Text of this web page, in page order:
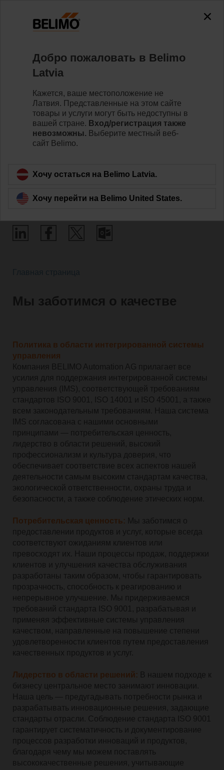
Мы надеемся на
взаимный успех
Мы заботимся о качестве
Политика в области интегрированной системы
управления
Компания BELIMO Automation AG прилагает все
усилия для поддержания интегрированной системы
управления (IMS), соответствующей требованиям
стандартов ISO 9001, ISO 14001 и ISO 45001, а также
всем законодательным требованиям. Наша система
IMS согласована с нашими основными
принципами — потребительская ценность,
лидерство в области решений, высокий
профессионализм и культура доверия, что
обеспечивает соответствие всех аспектов нашей
деятельности самым высоким стандартам качества,
экологической ответственности, охраны труда и
безопасности, а также соблюдение этических норм.
Потребительская ценность: Мы заботимся о
предоставлении продуктов и услуг, которые всегда
соответствуют ожиданиям клиентов или
превосходят их. Наши процессы продаж, поддержки
клиентов и улучшения качества обслуживания
разработаны таким образом, чтобы гарантировать
прозрачность, способность к реагированию и
непрерывное улучшение. Мы придерживаемся
требований стандарта ISO 9001, разрабатывая и
применяя эффективные системы управления
качеством, направленные на повышение степени
удовлетворенности клиентов путем предоставления
качественных продуктов и услуг.
Лидерство в области решений: В нашем подходе к
бизнесу центральное место занимают инновации.
Наша цель — предугадывать потребности рынка и
разрабатывать инновационные решения, задающие
стандарты отрасли. Соблюдение стандарта ISO 9001
гарантирует систематичность и документирование
процессов разработки инноваций и продуктов,
благодаря чему мы можем поставлять
высококачественные решения, учитывающие
Добро пожаловать в Belimo
Latvia
Кажется, ваше местоположение не
Латвия. Представленные на этом сайте
товары и услуги могут быть недоступны в
вашей стране. Вход/регистрация также
невозможны. Выберите местный веб-
сайт Belimo.
Хочу остаться на Belimo Latvia.
Хочу перейти на Belimo United States.